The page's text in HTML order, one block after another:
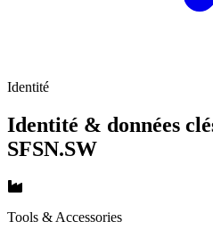
Identité
Identité & données
SFSN.SW
Tools & Accessories